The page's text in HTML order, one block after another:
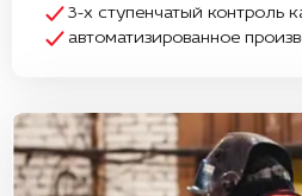
3-х ступенчатый контроль
автоматизированное